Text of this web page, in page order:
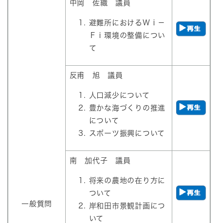
一般質問
中岡 佐織 議員
避難所におけるＷｉ－
Ｆｉ環境の整備につい
て
反甫 旭 議員
​人口減少について
豊かな海づくりの推進
について
スポーツ振興について
南 加代子 議員
将来の農地の在り方に
ついて
岸和田市景観計画につ
いて